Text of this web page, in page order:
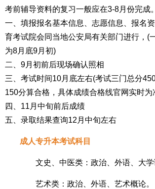
考前辅导资料的复习一般应在3-8月份完成。
一、填报报名基本信息、志愿信息、报名
育考试院会同当地公安局有关部门进行，(
为8月底9月初)
二、9月初前后现场确认照相
三、考试时间10月底左右(考试三门总分
150分算合格，具体成绩合格线官网实时为
四、11月中旬前后成绩
五、录取结果查询12月中旬左右
成人专升本考试科目
文史、中医类：政治、外语、大学
艺术类：政治、外语、艺术概论。